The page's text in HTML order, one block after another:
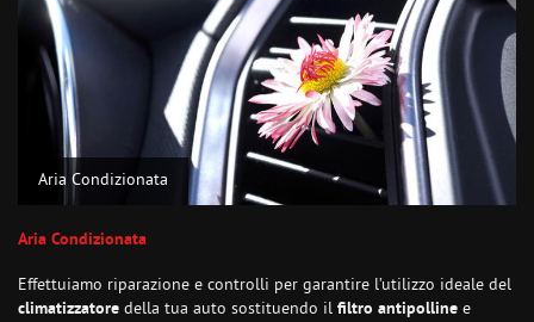
Aria Condizionata
Aria Condizionata
Effettuiamo riparazione e controlli per garantire l’utilizzo ideale del
climatizzatore della tua auto sostituendo il filtro antipolline e